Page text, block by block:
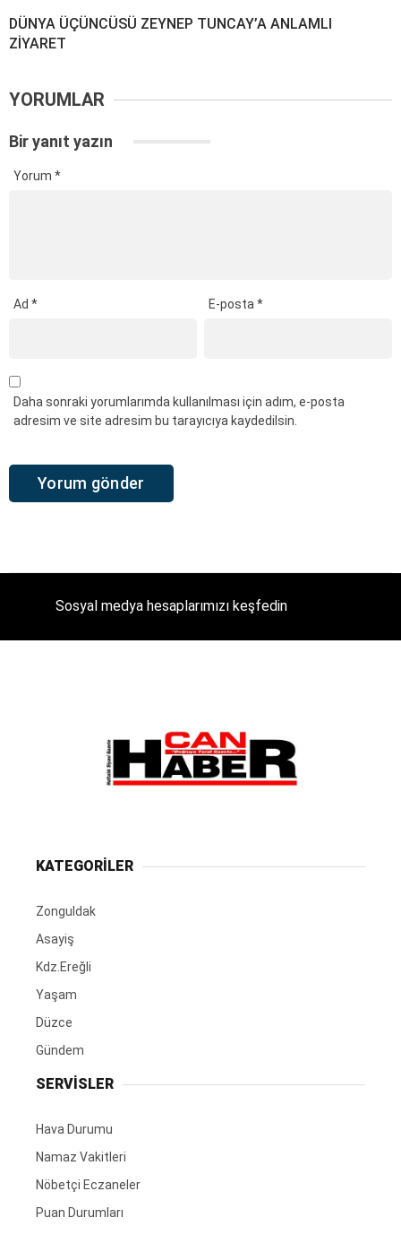
DÜNYA ÜÇÜNCÜSÜ ZEYNEP TUNCAY’A ANLAMLI
ZİYARET
YORUMLAR
Bir yanıt yazın
Yorum *
Ad * E-posta*
Daha sonraki yorumlarımda kullanılması için adım, e-posta
adresim ve site adresim bu tarayıcıya kaydedilsin.
Sosyal medya hesaplarımızı keşfedin
KATEGORİLER
Zonguldak
Asayiş
Kdz.Ereğli
Yaşam
Düzce
Gündem
SERVİSLER
Hava Durumu
Namaz Vakitleri
Nöbetçi Eczaneler
Puan Durumları